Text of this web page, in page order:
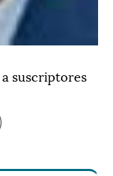
suscriptores